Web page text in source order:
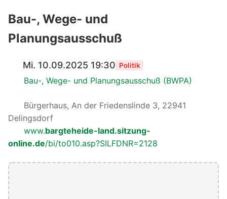
Bau-, Wege- und
Planungsausschuß
Mi. 10.09.2025 19:30 Politik
Bau-, Wege- und Planungsausschuß (BWPA)
Bürgerhaus, An der Friedenslinde 3, 22941
Delingsdorf
www.bargteheide-land.sitzung-
online.de/bi/to010.asp?SILFDNR=2128